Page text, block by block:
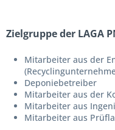
Zielgruppe der LAGA
Mitarbeiter aus der
Deponiebetreiber
Mitarbeiter aus der
Mitarbeiter aus
Mitarbeiter aus